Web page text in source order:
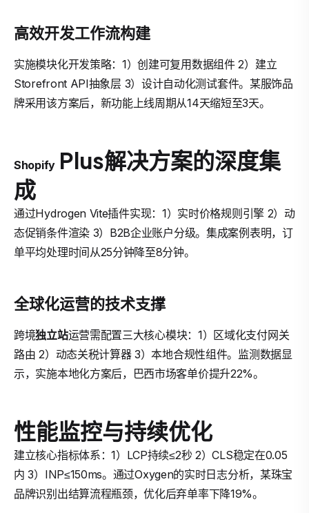
高效开发工作流构建
实施模块化开发策略：1）创建可复用数据组件 2）建立
Storefront API抽象层 3）设计自动化测试套件。某服饰品
牌采用该方案后，新功能上线周期从14天缩短至3天。
ShopifyPlus解决方案的深度集
成
通过Hydrogen Vite插件实现：1）实时价格规则引擎 2）动
态促销条件渲染 3）B2B企业账户分级。集成案例表明，订
单平均处理时间从25分钟降至8分钟。
全球化运营的技术支撑
跨境独立站运营需配置三大核心模块：1）区域化支付网关
路由 2）动态关税计算器 3）本地合规性组件。监测数据显
示，实施本地化方案后，巴西市场客单价提升22%。
性能监控与持续优化
建立核心指标体系：1）LCP持续≤2秒 2）CLS稳定在0.05
内 3）INP≤150ms。通过Oxygen的实时日志分析，某珠宝
品牌识别出结算流程瓶颈，优化后弃单率下降19%。